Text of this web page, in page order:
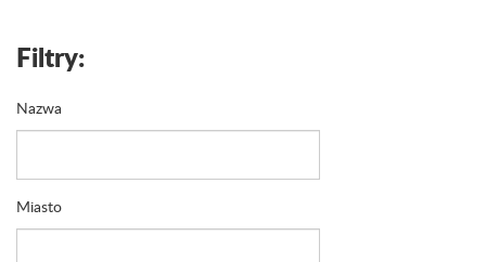
Filtry:
Nazwa
Miasto